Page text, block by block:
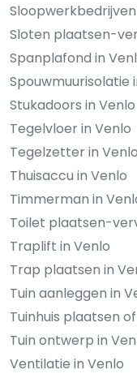
Sloten plaatsen-
Spanplafond in
Spouwmuurisolatie
Stukadoors in Venlo
Tegelvloer in Venlo
Tegelzetter in Venlo
Thuisaccu in Venlo
Timmerman in
Toilet plaatsen-
Traplift in Venlo
Trap plaatsen in
Tuin aanleggen in
Tuinhuis plaatsen
Tuin ontwerp in
Ventilatie in Venlo